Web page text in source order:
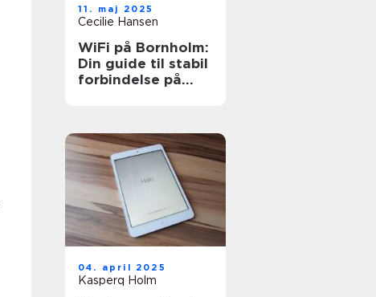
11. maj 2025
Cecilie Hansen
WiFi på Bornholm:
Din guide til stabil
forbindelse på
04. april 2025
Kasperq Holm